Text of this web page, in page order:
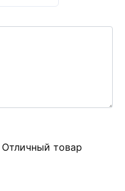
Отличный товар